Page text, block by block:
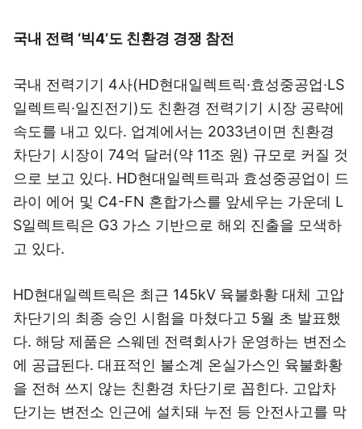
국내 전력 ‘빅4’도 친환경 경쟁 참전
국내 전력기기 4사(HD현대일렉트릭·효성중공업·LS
일렉트릭·일진전기)도 친환경 전력기기 시장 공략에
속도를 내고 있다. 업계에서는 2033년이면 친환경
차단기 시장이 74억 달러(약 11조 원) 규모로 커질 것
으로 보고 있다. HD현대일렉트릭과 효성중공업이 드
라이 에어 및 C4-FN 혼합가스를 앞세우는 가운데 L
S일렉트릭은 G3 가스 기반으로 해외 진출을 모색하
고 있다.
HD현대일렉트릭은 최근 145kV 육불화황 대체 고압
차단기의 최종 승인 시험을 마쳤다고 5월 초 발표했
다. 해당 제품은 스웨덴 전력회사가 운영하는 변전소
에 공급된다. 대표적인 불소계 온실가스인 육불화황
을 전혀 쓰지 않는 친환경 차단기로 꼽힌다. 고압차
단기는 변전소 인근에 설치돼 누전 등 안전사고를 막